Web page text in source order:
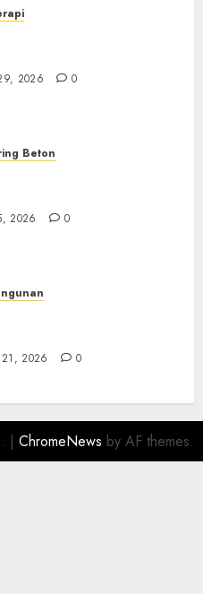
2026 0
Beton
2026 0
21, 2026 0
| ChromeNews by AF themes.